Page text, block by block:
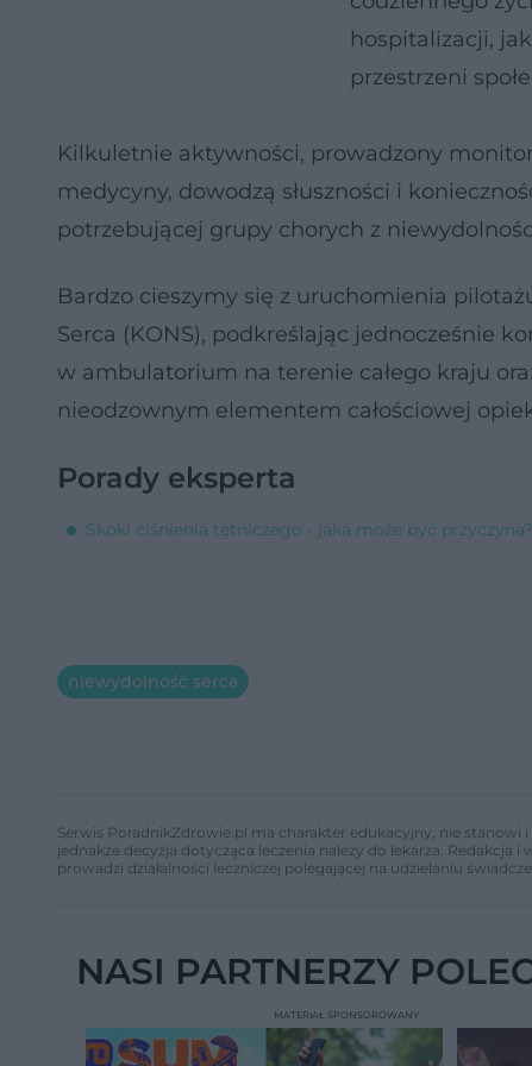
hospitalizacji,
przestrzeni
Kilkuletnie aktywności, prowadzony
medycyny, dowodzą słuszności i
potrzebującej grupy chorych z
Bardzo cieszymy się z uruchomienia
Serca (KONS), podkreślając jednocześnie
w ambulatorium na terenie całego kraju
nieodzownym elementem całościowej
Porady eksperta
Skoki ciśnienia tętniczego - jaka może być
niewydolność serca
Serwis PoradnikZdrowie.pl ma charakter edukacyjny, nie stanowi
jednakże decyzja dotycząca leczenia należy do lekarza.
prowadzi działalności leczniczej polegającej na udzielaniu
NASI PARTNERZY
MATERIAŁ SPONSOROWANY